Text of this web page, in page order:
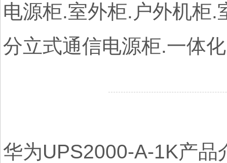
电源柜.室外柜.户外机柜
分立式通信电源柜.一体
华为UPS2000-A-1K产品